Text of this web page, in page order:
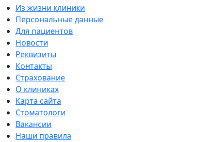
Из жизни клиники
Персональные данные
Для пациентов
Новости
Реквизиты
Контакты
Страхование
О клиниках
Карта сайта
Стоматологи
Вакансии
Наши правила